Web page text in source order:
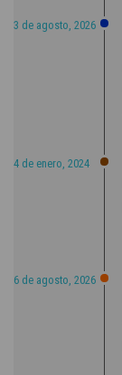
3 de agosto, 2026
4 de enero, 2024
6 de agosto, 2026